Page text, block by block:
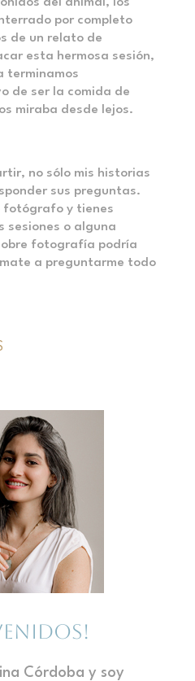
por completo
de un relato de
esta hermosa sesión,
terminamos
de ser la comida de
miraba desde lejos.
no sólo mis historias
sus preguntas.
fotógrafo y tienes
sesiones o alguna
fotografía podría
a preguntarme todo
Córdoba y soy